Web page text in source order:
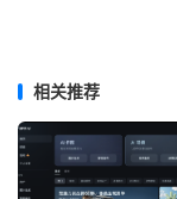
相关推荐